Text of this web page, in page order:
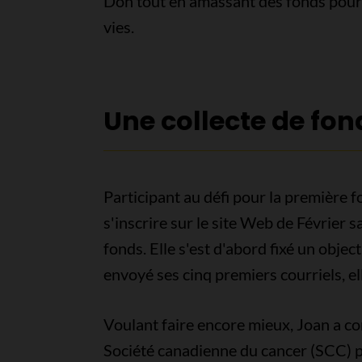
vies.
Une collecte de
Participant au défi pour la première
s'inscrire sur le site Web de Février
fonds. Elle s'est d'abord fixé un
envoyé ses cinq premiers courriels,
Voulant faire encore mieux, Joan a
Société canadienne du cancer